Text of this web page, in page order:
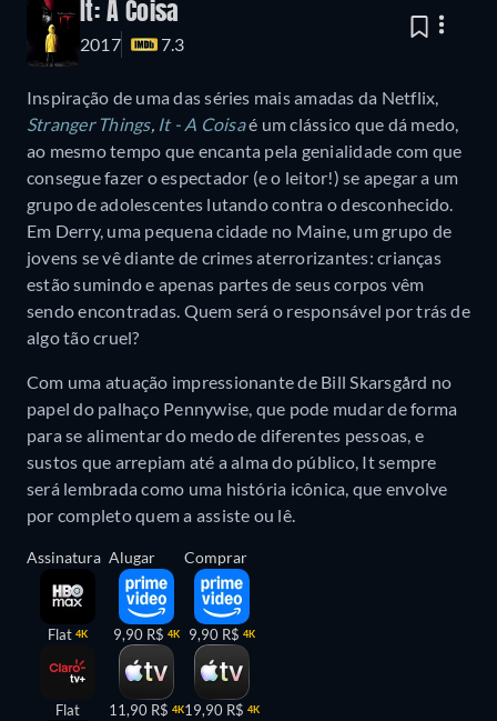
It: A Coisa
2017 7.3
Inspiração de uma das séries mais amadas da Netflix,
Stranger Things, It - A Coisaé um clássico que dá medo,
ao mesmo tempo que encanta pela genialidade com que
consegue fazer o espectador (e o leitor!) se apegar a um
grupo de adolescentes lutando contra o desconhecido.
Em Derry, uma pequena cidade no Maine, um grupo de
jovens se vê diante de crimes aterrorizantes: crianças
estão sumindo e apenas partes de seus corpos vêm
sendo encontradas. Quem será o responsável por trás de
algo tão cruel?
Com uma atuação impressionante de Bill Skarsgård no
papel do palhaço Pennywise, que pode mudar de forma
para se alimentar do medo de diferentes pessoas, e
sustos que arrepiam até a alma do público, It sempre
será lembrada como uma história icônica, que envolve
por completo quem a assiste ou lê.
Assinatura
Flat 4K
Flat
Alugar
9,90 R$ 4K
11,90 R$ 4K
Comprar
9,90 R$ 4K
19,90 R$ 4K